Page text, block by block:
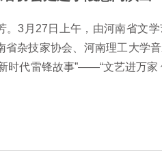
。3月27日上午，由河南省文
省杂技家协会、河南理工大学
时代雷锋故事”——“文艺进万